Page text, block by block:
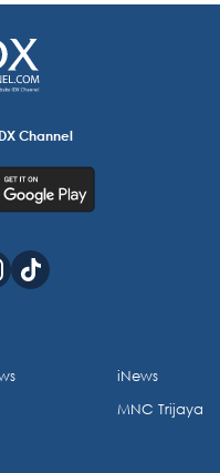
Channel
iNews
MNC Trijaya